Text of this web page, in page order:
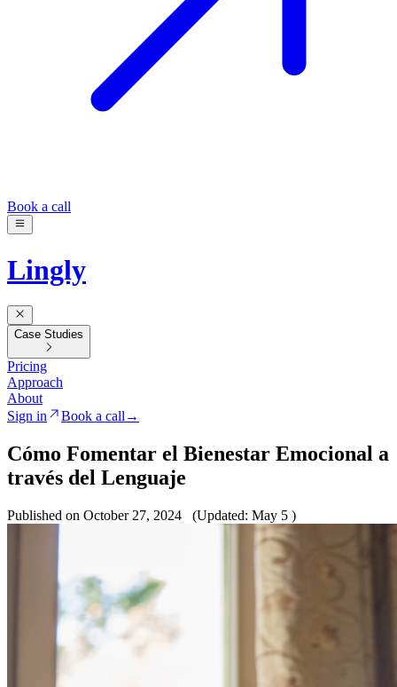
Book a call
Lingly
Case Studies
Pricing
Approach
About
Sign in
Book a call →
Cómo Fomentar el Bienestar Emocional a
través del Lenguaje
Published on October 27, 2024 (Updated: May 5 )